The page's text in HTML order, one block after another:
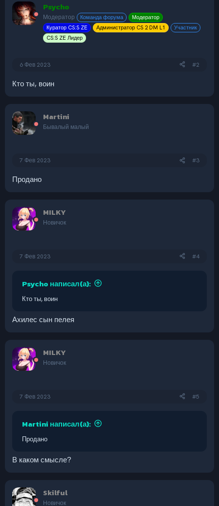
ц
и
и
Psycho
Модератор Команда форума
Модератор
Куратор CS:S ZE
Администратор CS 2 DM L1
Участник
CS:S ZE Лидер
6 Фев 2023 #2
Кто ты, воин
Martini
Бывалый малый
7 Фев 2023 #3
Продано
MILKY
Новичок
7 Фев 2023 #4
Psycho написал(а):
Кто ты, воин
Ахилес сын пелея
MILKY
Новичок
7 Фев 2023 #5
Martini написал(а):
Продано
В каком смысле?
Skilful
Новичок